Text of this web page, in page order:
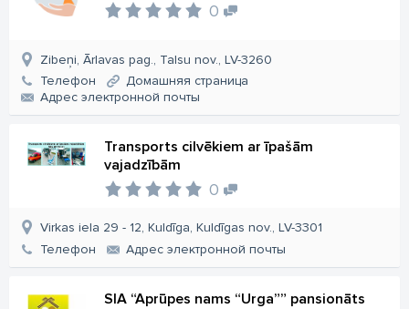
0
Zibeņi, Ārlavas pag., Talsu nov., LV-3260
Телефон
Домашняя страница
Aдрес электронной почты
Transports cilvēkiem ar īpašām
vajadzībām
0
Virkas iela 29 - 12, Kuldīga, Kuldīgas nov., LV-3301
Телефон
Aдрес электронной почты
SIA “Aprūpes nams “Urga”” pansionāts